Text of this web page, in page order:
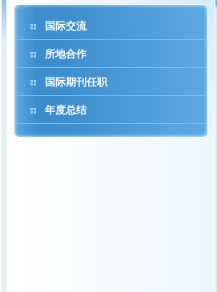
国际交流
所地合作
国际期刊任职
年度总结